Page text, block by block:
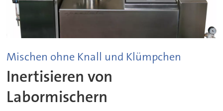
Mischen ohne Knall und Klümpchen
Inertisieren von
Labormischern